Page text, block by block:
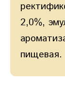
2,0%,
пищевая.